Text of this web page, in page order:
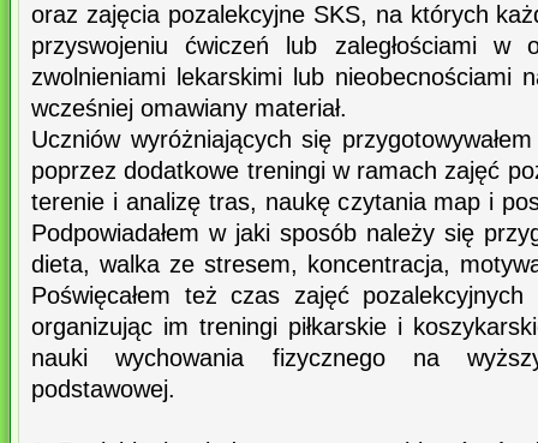
oraz zajęcia pozalekcyjne SKS, na których
przyswojeniu ćwiczeń lub zaległościami w
zwolnieniami lekarskimi lub nieobecnościami
wcześniej omawiany materiał.
Uczniów wyróżniających się
poprzez dodatkowe treningi w ramach zajęć
terenie i analizę tras, naukę czytania map i
Podpowiadałem w jaki sposób należy się
dieta, walka ze stresem, koncentracja,
Poświęcałem też czas zajęć
organizując im treningi piłkarskie i
nauki wychowania fizycznego na
podstawowej.